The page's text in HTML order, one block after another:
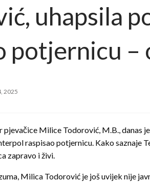
uhapsila
potjernicu –
2025
Milice Todorović, M.B., danas
raspisao potjernicu. Kako saznaje
zapravo i živi.
Milica Todorović je još uvijek nije